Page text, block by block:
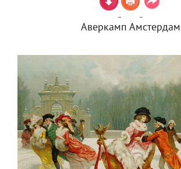
Аверкамп Амстердам